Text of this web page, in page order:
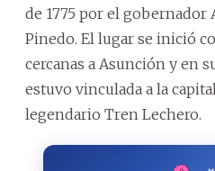
de 1775 por el gobernador
Pinedo. El lugar se inició
cercanas a Asunción y en
estuvo vinculada a la
legendario Tren Lechero.